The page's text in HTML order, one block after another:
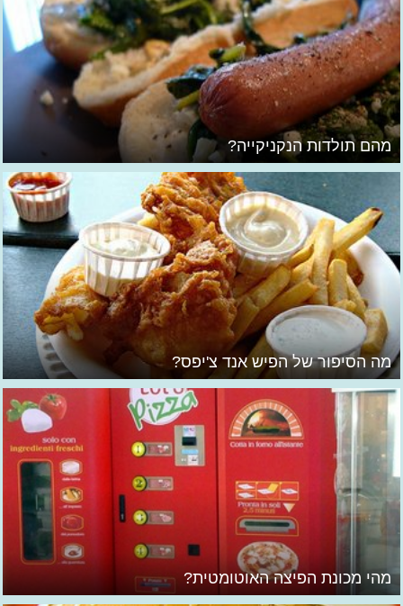
מהם תולדות הנקניקייה?
מה הסיפור של הפיש אנד צ'יפס?
מהי מכונת הפיצה האוטומטית?